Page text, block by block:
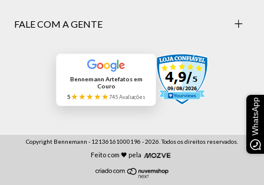
WhatsApp
FALE COM A GENTE
Bennemann Artefatos em
Couro
5★★★★★745 Avaliações
Copyright Bennemann - 12136161000196 - 2026. Todos os direitos reservados.
Feito com 🖤 pela